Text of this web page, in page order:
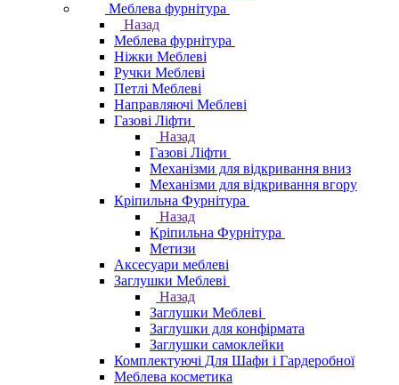
Меблева фурнітура
Назад
Меблева фурнітура
Ніжки Меблеві
Ручки Меблеві
Петлі Меблеві
Направляючі Меблеві
Газові Ліфти
Назад
Газові Ліфти
Механізми для відкривання вниз
Механізми для відкривання вгору
Кріпильна Фурнітура
Назад
Кріпильна Фурнітура
Метизи
Аксесуари меблеві
Заглушки Меблеві
Назад
Заглушки Меблеві
Заглушки для конфірмата
Заглушки самоклейки
Комплектуючі Для Шафи і Гардеробної
Меблева косметика